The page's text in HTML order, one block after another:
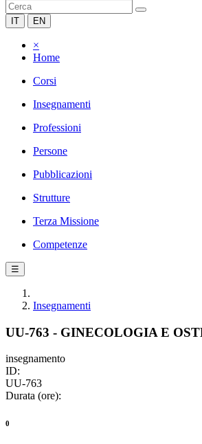
IT EN
×
Home
Corsi
Insegnamenti
Professioni
Persone
Pubblicazioni
Strutture
Terza Missione
Competenze
☰
Insegnamenti
UU-763 - GINECOLOGIA E
insegnamento
ID:
UU-763
Durata (ore):
0